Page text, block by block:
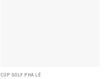
CÚP GOLF PHA LÊ